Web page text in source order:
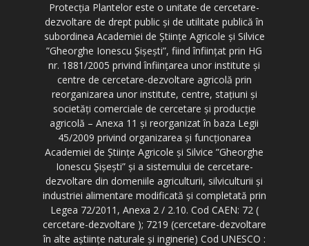
Protecția Plantelor este o unitate de cercetare-
dezvoltare de drept public și de utilitate publică în
subordinea Academiei de Științe Agricole și Silvice
”Gheorghe Ionescu Șișești”, fiind înființat prin HG
nr. 1881/2005 privind înființarea unor institute și
centre de cercetare-dezvoltare agricolă prin
reorganizarea unor institute, centre, stațiuni și
societăți comerciale de cercetare și producție
agricolă – Anexa 11 și reorganizat în baza Legii
45/2009 privind organizarea și funcționarea
Academiei de Științe Agricole și Silvice ”Gheorghe
Ionescu Șișești” și a sistemului de cercetare-
dezvoltare din domeniile agriculturii, silviculturii și
industriei alimentare modificată și completată prin
Legea 72/2011, Anexa 2 / 2.10. Cod CAEN: 72 (
cercetare-dezvoltare ); 7219 (cercetare-dezvoltare
în alte aștiințe naturale și inginerie) Cod UNESCO :